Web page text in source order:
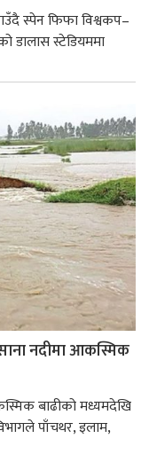
स्पेन फिफा विश्वकप–
डालास स्टेडियममा
नदीमा आकस्मिक
बाढीको मध्यमदेखि
पाँचथर, इलाम,